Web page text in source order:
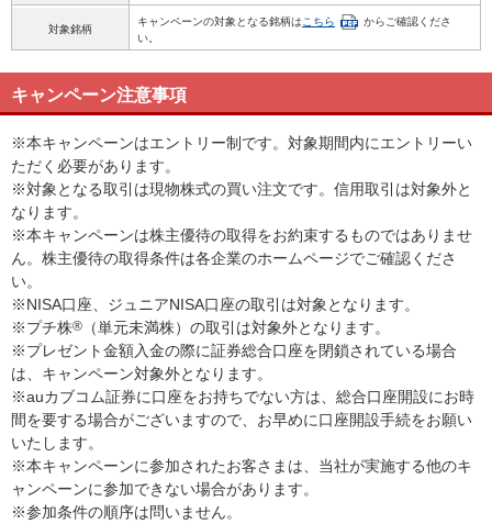
対象銘柄
キャンペーンの対象となる銘柄は こちら
からご確認くださ
い。
キャンペーン注意事項
※本キャンペーンはエントリー制です。対象期間内にエントリーい
ただく必要があります。
※対象となる取引は現物株式の買い注文です。信用取引は対象外と
なります。
※本キャンペーンは株主優待の取得をお約束するものではありませ
ん。株主優待の取得条件は各企業のホームページでご確認くださ
い。
※NISA口座、ジュニアNISA口座の取引は対象となります。
※プチ株®
（単元未満株）の取引は対象外となります。
※プレゼント金額入金の際に証券総合口座を閉鎖されている場合
は、キャンペーン対象外となります。
※auカブコム証券に口座をお持ちでない方は、総合口座開設にお時
間を要する場合がございますので、お早めに口座開設手続をお願い
いたします。
※本キャンペーンに参加されたお客さまは、当社が実施する他のキ
ャンペーンに参加できない場合があります。
※参加条件の順序は問いません。